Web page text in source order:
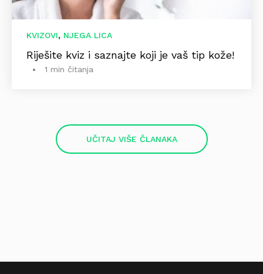
KVIZOVI, NJEGA LICA
Riješite kviz i saznajte koji je vaš tip kože!
1 min čitanja
UČITAJ VIŠE ČLANAKA